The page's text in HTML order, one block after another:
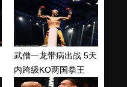
武僧一龙带病出战 5天
内跨级KO两国拳王